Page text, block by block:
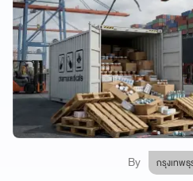
By กรุงเทพ